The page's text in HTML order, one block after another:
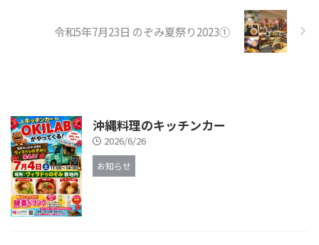
令和5年7月23日 のぞみ夏祭り2023①
沖縄料理のキッチンカー
2026/6/26
お知らせ